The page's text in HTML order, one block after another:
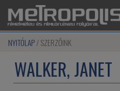
NYITÓLAP SZERZŐINK
WALKER, JANET